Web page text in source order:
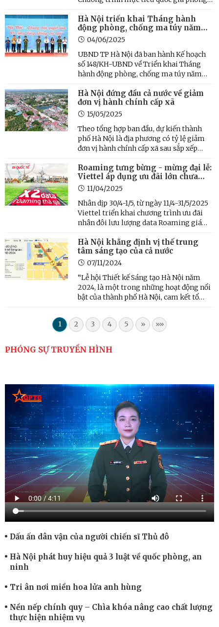
cơ sở với 9 nhóm nhiệm vụ trọng tâm, lộ
trình rõ ràng và phân công trách nhiệm
cụ thể.
Hà Nội triển khai Tháng hành
động phòng, chống ma túy năm
202504/06/2025
UBND TP Hà Nội đã ban hành Kế hoạch
số 148/KH-UBND về Triển khai Tháng
hành động phòng, chống ma túy năm
Hà Nội đứng đầu cả nước về giảm
đơn vị hành chính cấp xã
15/05/2025
Theo tổng hợp ban đầu, dự kiến thành
phố Hà Nội là địa phương có tỷ lệ giảm
đơn vị hành chính cấp xã sau sắp xếp
Roaming tưng bừng - mừng đại lễ:
Viettel áp dụng ưu đãi lớn chưa
từng có
11/04/2025
Nhân dịp 30/4-1/5, từ ngày 11/4-31/5/2025
Viettel triển khai chương trình ưu đãi
nhân đôi lưu lượng data Roaming giá
data tại các nước châu Âu và một số nước
châu Á như: Hàn Quốc, Trung Quốc, Thái
Lan, Malaysia và ...
Hà Nội khẳng định vị thế trung
tâm sáng tạo của cả nước
07/11/2024
“Lễ hội Thiết kế Sáng tạo Hà Nội năm
2024, là một trong những hoạt động nổi
bật của thành phố Hà Nội, cam kết tổ
tạo UNESCO năm 2024-2025. Đây cũng
là nội dung nhằm, cụ thể hóa thực hiện
1 2 3 4 5 » »»
PHÓNG SỰ TRUYỀN HÌNH
Dấu ấn dân vận của người chiến sĩ Thủ đô
Hà Nội phát huy hiệu quả 3 luật về quốc phòng, an
ninh
Tri ân nơi miền hoa lửa anh hùng
Nền nếp chính quy – Chìa khóa nâng cao chất lượng
thực hiện nhiệm vụ